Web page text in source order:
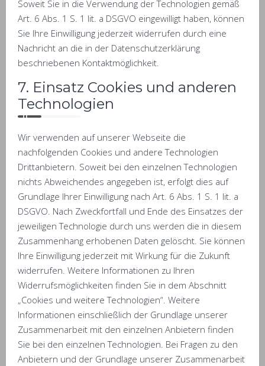
Soweit Sie in die Verwendung der Technologien gemäß
Art. 6 Abs. 1 S. 1 lit. a DSGVO eingewilligt haben, können
Sie Ihre Einwilligung jederzeit widerrufen durch eine
Nachricht an die in der Datenschutzerklärung
beschriebenen Kontaktmöglichkeit.
7. Einsatz Cookies und anderen
Technologien
Wir verwenden auf unserer Webseite die
nachfolgenden Cookies und andere Technologien
Drittanbietern. Soweit bei den einzelnen Technologien
nichts Abweichendes angegeben ist, erfolgt dies auf
Grundlage Ihrer Einwilligung nach Art. 6 Abs. 1 S. 1 lit. a
DSGVO. Nach Zweckfortfall und Ende des Einsatzes der
jeweiligen Technologie durch uns werden die in diesem
Zusammenhang erhobenen Daten gelöscht. Sie können
Ihre Einwilligung jederzeit mit Wirkung für die Zukunft
widerrufen. Weitere Informationen zu Ihren
Widerrufsmöglichkeiten finden Sie in dem Abschnitt
„Cookies und weitere Technologien“. Weitere
Informationen einschließlich der Grundlage unserer
Zusammenarbeit mit den einzelnen Anbietern finden
Sie bei den einzelnen Technologien. Bei Fragen zu den
Anbietern und der Grundlage unserer Zusammenarbeit